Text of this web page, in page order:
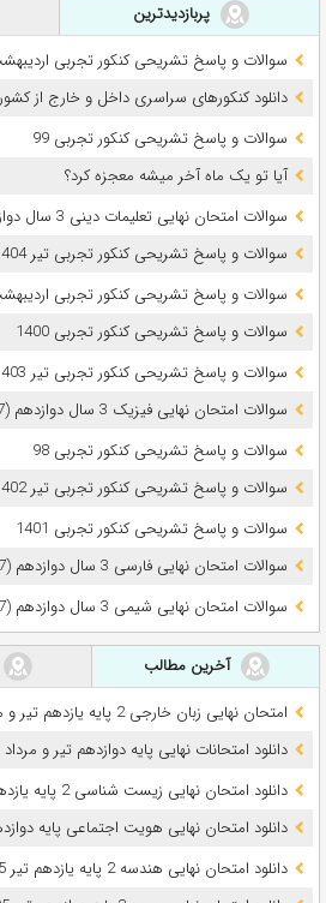
پربازدیدترین
سوالات و پاسخ تشریحی کنکور تجربی اردیبهشت 1403 (نوبت
دانلود کنکورهای سراسری داخل و خارج از کشور سالهای
سوالات و پاسخ تشریحی کنکور تجربی 99
آیا تو یک ماه آخر میشه معجزه کرد؟
سوالات امتحان نهایی تعلیمات دینی 3 سال دوازدهم (1397 تا 1405)
سوالات و پاسخ تشریحی کنکور تجربی تیر 1404 (نوبت دوم)
سوالات و پاسخ تشریحی کنکور تجربی اردیبهشت 1404 (نوبت
سوالات و پاسخ تشریحی کنکور تجربی 1400
سوالات و پاسخ تشریحی کنکور تجربی تیر 1403 (نوبت دوم)
سوالات امتحان نهایی فیزیک 3 سال دوازدهم (1397 تا 1405)
سوالات و پاسخ تشریحی کنکور تجربی 98
سوالات و پاسخ تشریحی کنکور تجربی تیر 1402 (نوبت دوم)
سوالات و پاسخ تشریحی کنکور تجربی 1401
سوالات امتحان نهایی فارسی 3 سال دوازدهم (1397 تا 1405)
سوالات امتحان نهایی شیمی 3 سال دوازدهم (1397 تا 1405)
آخرین مطالب
امتحان نهایی زبان خارجی 2 پایه یازدهم تیر و مرداد 1405 + فایل صوتی
دانلود امتحانات نهایی پایه دوازدهم تیر و مرداد ماه
دانلود امتحان نهایی زیست شناسی 2 پایه یازدهم تیر 1405 + پاسخ
دانلود امتحان نهایی هویت اجتماعی پایه دوازدهم تیر
دانلود امتحان نهایی هندسه 2 پایه یازدهم تیر 1405 + پاسخ